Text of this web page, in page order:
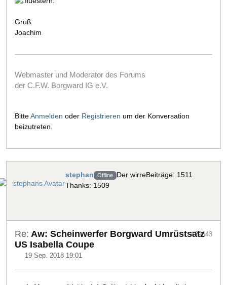
Gruß
Joachim
Webmaster und Moderator des Forums
der C.F.W. Borgward IG e.V.
BitteAnmelden oder Registrieren um der Konversation
beizutreten.
stephan Offline Der wirreBeiträge: 1511
Thanks: 1509
Re: Aw: Scheinwerfer Borgward Umrüstsatz
US Isabella Coupe
19 Sep. 2018 19:01
#29643